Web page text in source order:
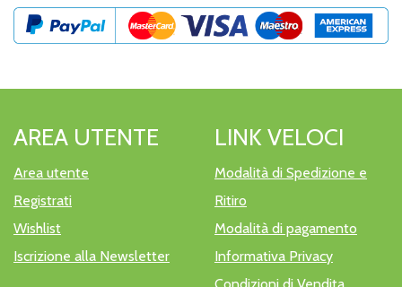
AREA UTENTE
Area utente
Registrati
Wishlist
Iscrizione alla Newsletter
LINK VELOCI
Modalità di Spedizione e
Ritiro
Modalità di pagamento
Informativa Privacy